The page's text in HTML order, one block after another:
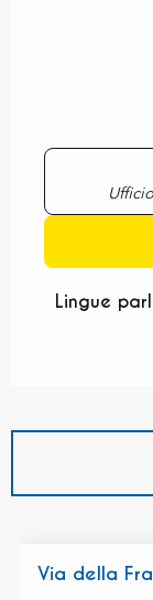
Lingue
Lingue
Via della